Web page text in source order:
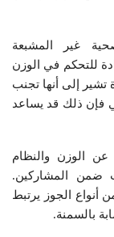
غير المشبعة
للتحكم في الوزن
تشير إلى أنها تجنب
فإن ذلك قد يساعد
عن الوزن والنظام
ضمن المشاركين.
أنواع الجوز يرتبط
بالسمنة.